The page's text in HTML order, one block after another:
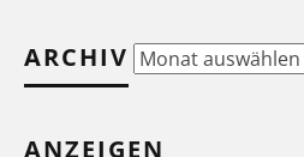
ARCHIV Archiv
ANZEIGEN